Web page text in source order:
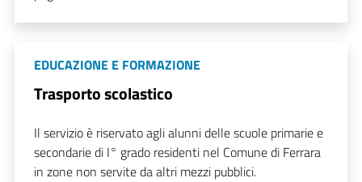
EDUCAZIONE E FORMAZIONE
Trasporto scolastico
Il servizio è riservato agli alunni delle scuole primarie e
secondarie di I° grado residenti nel Comune di Ferrara
in zone non servite da altri mezzi pubblici.